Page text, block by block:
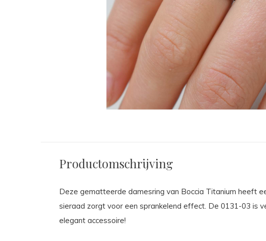
Productomschrijving
Deze gematteerde damesring van Boccia Titanium heeft
sieraad zorgt voor een sprankelend effect. De 0131-03 is
elegant accessoire!